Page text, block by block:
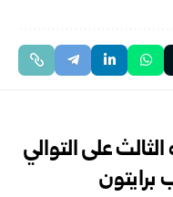
على التوالي
برايتون